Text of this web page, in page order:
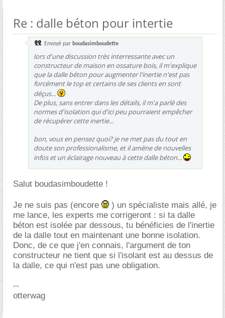
Re : dalle béton pour intertie
Envoyé par boudasimboudette
lors d'une discussion très interressante avec un
constructeur de maison en ossature bois, il m'explique
que la dalle béton pour augmenter l'inertie n'est pas
forcément le top et certains de ses clients en sont
déçus...
De plus, sans entrer dans les détails, il m'a parlé des
normes d'isolation qui d'ici peu pourraient empêcher
de récupérer cette inertie...
bon, vous en pensez quoi? je ne met pas du tout en
doute son professionalisme, et il amène de nouvelles
infos et un éclairage nouveau à cette dalle béton...
Salut boudasimboudette !
Je ne suis pas (encore
) un spécialiste mais allé, je
me lance, les experts me corrigeront : si ta dalle
béton est isolée par dessous, tu bénéficies de l'inertie
de la dalle tout en maintenant une bonne isolation.
Donc, de ce que j'en connais, l'argument de ton
constructeur ne tient que si l'isolant est au dessus de
la dalle, ce qui n'est pas une obligation.
--
otterwag